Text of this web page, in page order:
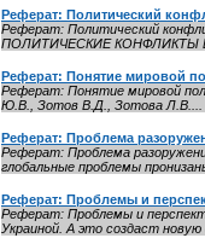
Реферат: Политический
Реферат: Политический
ПОЛИТИЧЕСКИЕ КОНФЛИКТЫ
Реферат: Понятие мировой
Реферат: Понятие мировой
Ю.В., Зотов В.Д., Зотова Л.В....
Реферат: Проблема
Реферат: Проблема
глобальные проблемы
Реферат: Проблемы и
Реферат: Проблемы и
Украиной. А это создаст новую